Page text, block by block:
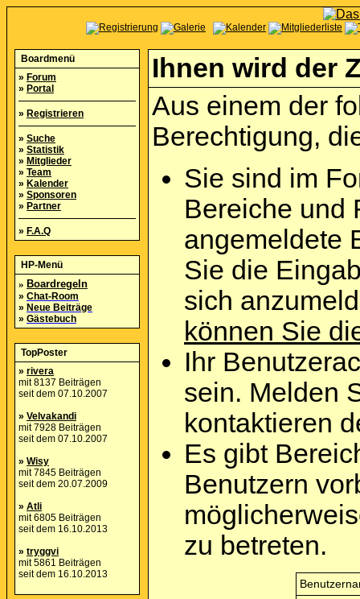
Boardmenü
» Forum
» Portal
» Registrieren
» Suche
» Statistik
» Mitglieder
» Team
» Kalender
» Sponsoren
» Partner
» F.A.Q
HP-Menü
» Boardregeln
» Chat-Room
» Neue Beiträge
» Gästebuch
TopPoster
» rivera
mit 8137 Beiträgen
seit dem 07.10.2007
» Velvakandi
mit 7928 Beiträgen
seit dem 07.10.2007
» Wisy
mit 7845 Beiträgen
seit dem 20.07.2009
» Atli
mit 6805 Beiträgen
seit dem 16.10.2013
» tryggvi
mit 5861 Beiträgen
seit dem 16.10.2013
Ihnen wird der
Aus einem der
Berechtigung,
Sie sind im
Bereiche und
angemeldete
Sie die
sich
können Sie
Ihr
sein. Melden
kontaktieren
Es gibt
Benutzern
zu betreten.